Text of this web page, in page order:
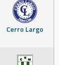
Cerro Largo